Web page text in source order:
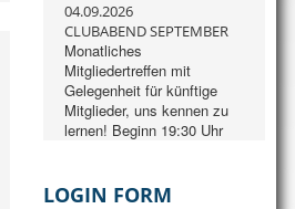
04.09.2026
CLUBABEND SEPTEMBER
Monatliches
Mitgliedertreffen mit
Gelegenheit für künftige
Mitglieder, uns kennen zu
lernen! Beginn 19:30 Uhr
LOGIN FORM